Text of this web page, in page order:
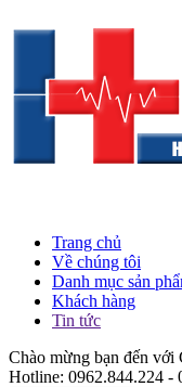
Trang chủ
Về chúng tôi
Danh mục sản
Khách hàng
Tin tức
Chào mừng bạn đến
Hotline: 0962.844.224 -